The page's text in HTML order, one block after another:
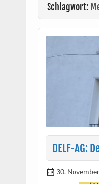
Schlagwort:
DELF-AG:
30.